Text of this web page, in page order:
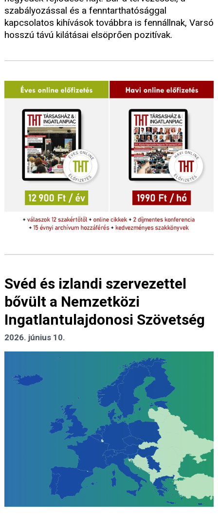
szabályozással és a fenntarthatósággal
kapcsolatos kihívások továbbra is fennállnak, Varsó
hosszú távú kilátásai elsöprően pozitívak.
Svéd és izlandi szervezettel
bővült a Nemzetközi
Ingatlantulajdonosi Szövetség
2026. június 10.